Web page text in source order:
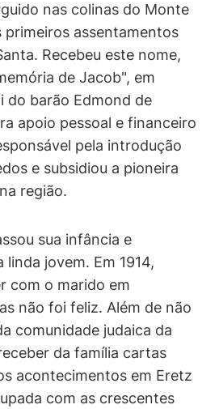
nas colinas do Monte
primeiros assentamentos
Recebeu este nome,
de Jacob", em
do barão Edmond de
apoio pessoal e financeiro
pela introdução
e subsidiou a pioneira
região.
sua infância e
linda jovem. Em 1914,
com o marido em
não foi feliz. Além de não
comunidade judaica da
da família cartas
acontecimentos em Eretz
com as crescentes